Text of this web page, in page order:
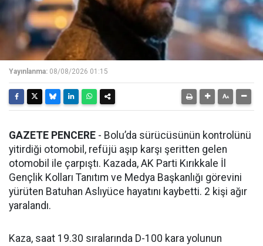
Yayınlanma: 08/08/2026 01:15
GAZETE PENCERE - Bolu’da sürücüsünün kontrolünü
yitirdiği otomobil, refüjü aşıp karşı şeritten gelen
otomobil ile çarpıştı. Kazada, AK Parti Kırıkkale İl
Gençlik Kolları Tanıtım ve Medya Başkanlığı görevini
yürüten Batuhan Aslıyüce hayatını kaybetti. 2 kişi ağır
yaralandı.
Kaza, saat 19.30 sıralarında D-100 kara yolunun